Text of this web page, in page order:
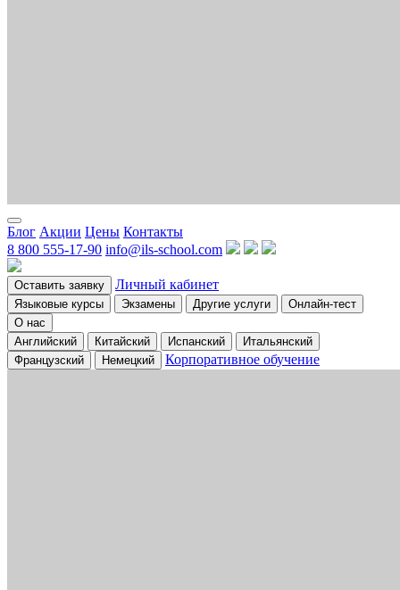
Блог Акции Цены Контакты
8 800 555-17-90 info@ils-school.com
Оставить заявку Личный кабинет
Языковые курсы Экзамены Другие услуги
Онлайн-тест
О нас
Английский
Китайский Испанский
Итальянский
Французский
Немецкий Корпоративное обучение